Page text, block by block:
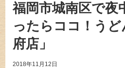
福岡市城南区で夜
ったらココ！うど
府店」
2018年11月12日